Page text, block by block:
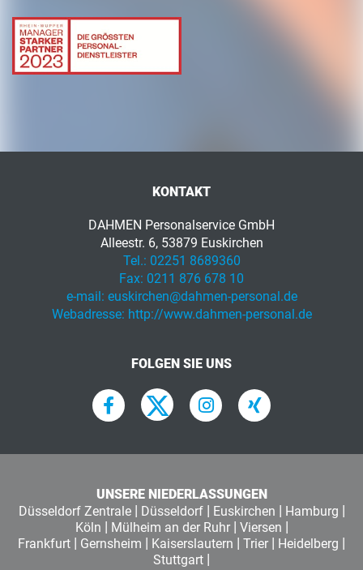
KONTAKT
DAHMEN Personalservice GmbH
Alleestr. 6, 53879 Euskirchen
Tel.: 02251 8689360
Fax: 0211 876 678 10
e-mail: euskirchen@dahmen-personal.de
Webadresse: http://www.dahmen-personal.de
FOLGEN SIE UNS
UNSERE NIEDERLASSUNGEN
Düsseldorf Zentrale| Düsseldorf| Euskirchen | Hamburg |
Köln | Mülheim an der Ruhr| Viersen |
Frankfurt | Gernsheim | Kaiserslautern | Trier | Heidelberg |
Stuttgart |